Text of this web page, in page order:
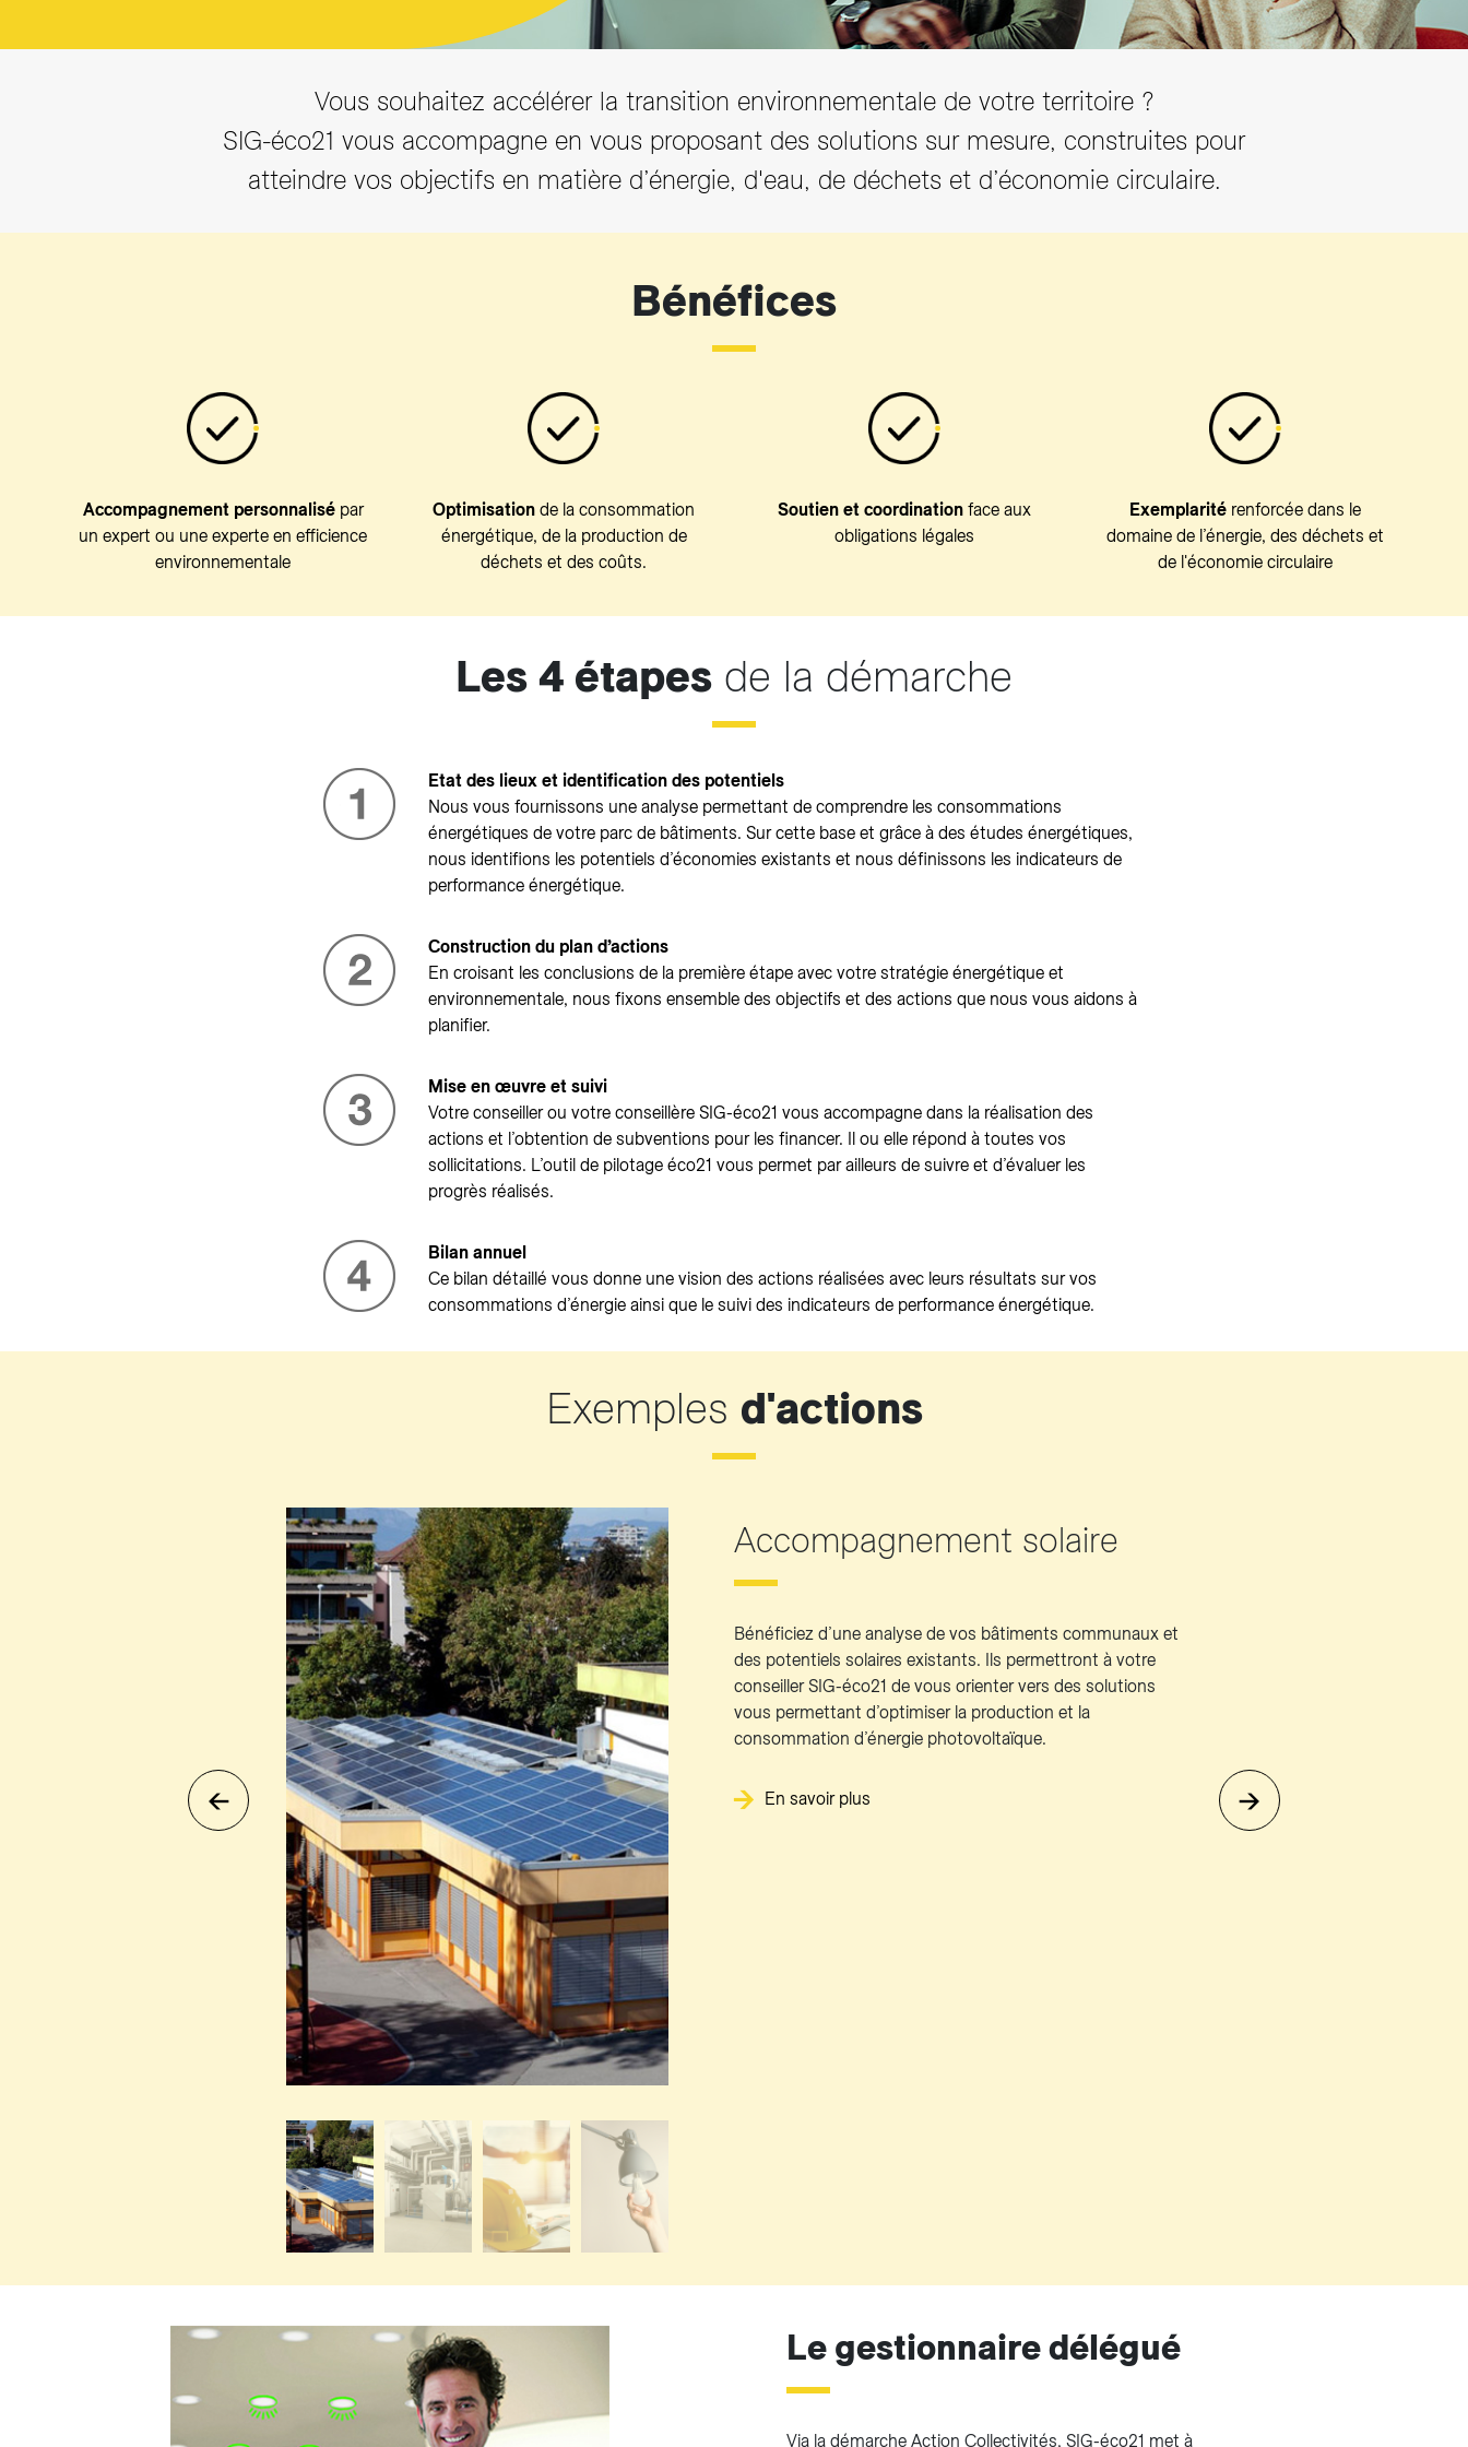
Vous souhaitez accélérer la transition environnementale de votre territoire ?
SIG-éco21 vous accompagne en vous proposant des solutions sur mesure, construites pour
atteindre vos objectifs en matière d’énergie, d'eau, de déchets et d’économie circulaire.
Bénéfices
Accompagnement personnalisépar
un expert ou une experte en efficience
environnementale
Optimisation de la consommation
énergétique, de la production de
déchets et des coûts.
Soutien et coordination face aux
obligations légales
Exemplarité renforcée dans le
domaine de l’énergie, des déchets et
de l'économie circulaire
Les 4 étapes de la démarche
Etat des lieux et identification des potentiels
Nous vous fournissons une analyse permettant de comprendre les consommations
énergétiques de votre parc de bâtiments. Sur cette base et grâce à des études énergétiques,
nous identifions les potentiels d’économies existants et nous définissons les indicateurs de
performance énergétique.
Construction du plan d’actions
En croisant les conclusions de la première étape avec votre stratégie énergétique et
environnementale, nous fixons ensemble des objectifs et des actions que nous vous aidons à
planifier.
Mise en œuvre et suivi
Votre conseiller ou votre conseillère SIG-éco21 vous accompagne dans la réalisation des
actions et l’obtention de subventions pour les financer. Il ou elle répond à toutes vos
sollicitations. L’outil de pilotage éco21 vous permet par ailleurs de suivre et d’évaluer les
progrès réalisés.
Bilan annuel
Ce bilan détaillé vous donne une vision des actions réalisées avec leurs résultats sur vos
consommations d’énergie ainsi que le suivi des indicateurs de performance énergétique.
Exemples d'actions
Accompagnement solaire
Bénéficiez d’une analyse de vos bâtiments communaux et
des potentiels solaires existants. Ils permettront à votre
conseiller SIG-éco21 de vous orienter vers des solutions
vous permettant d’optimiser la production et la
consommation d’énergie photovoltaïque.
En savoir plus
Le gestionnaire délégué
Via la démarche Action Collectivités, SIG-éco21 met à